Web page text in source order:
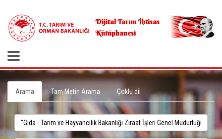
Dijital Tarım İhtisas
Kütüphanesi
Arama Tam Metin Arama Çoklu dil